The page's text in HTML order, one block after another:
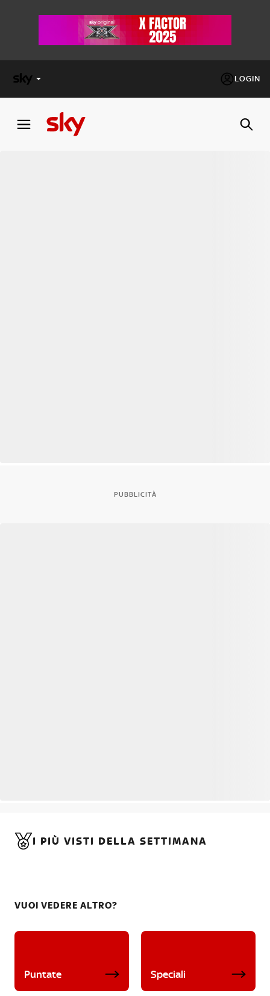
LOGIN
FACTOR
PUBBLICITÀ
I PIÙ VISTI DELLA SETTIMANA
VUOI VEDERE ALTRO?
Puntate Speciali